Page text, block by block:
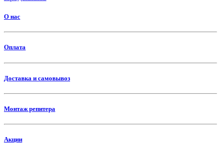
О нас
Оплата
Доставка и самовывоз
Монтаж репитера
Акции